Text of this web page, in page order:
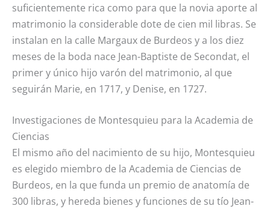
suficientemente rica como para que la novia aporte al
matrimonio la considerable dote de cien mil libras. Se
instalan en la calle Margaux de Burdeos y a los diez
meses de la boda nace Jean-Baptiste de Secondat, el
primer y único hijo varón del matrimonio, al que
seguirán Marie, en 1717, y Denise, en 1727.
Investigaciones de Montesquieu para la Academia de
Ciencias
El mismo año del nacimiento de su hijo, Montesquieu
es elegido miembro de la Academia de Ciencias de
Burdeos, en la que funda un premio de anatomía de
300 libras, y hereda bienes y funciones de su tío Jean-